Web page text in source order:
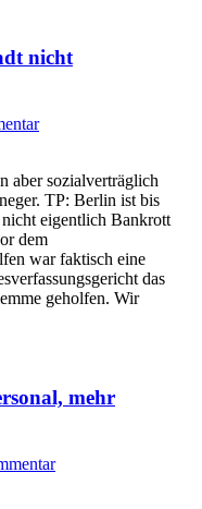
nicht
aber sozialverträglich
TP: Berlin ist bis
eigentlich Bankrott
dem
war faktisch eine
das
geholfen. Wir
mehr